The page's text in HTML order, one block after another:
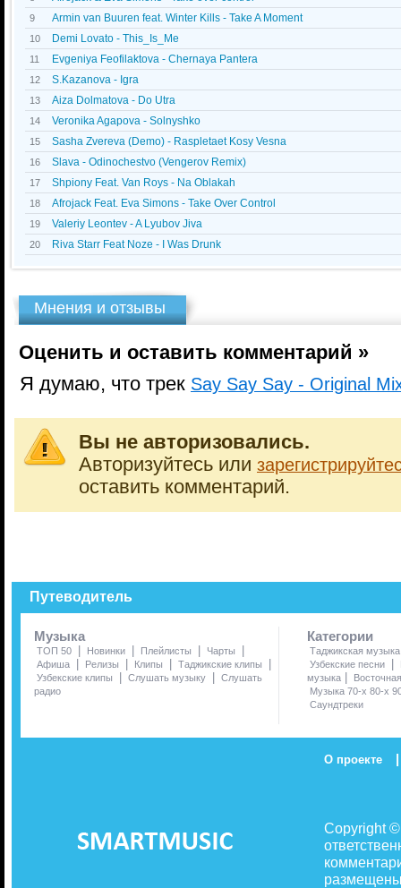
9 Armin van Buuren feat. Winter Kills - Take A Moment
10 Demi Lovato - This_Is_Me
11 Evgeniya Feofilaktova - Chernaya Pantera
12 S.Kazanova - Igra
13 Aiza Dolmatova - Do Utra
14 Veronika Agapova - Solnyshko
15 Sasha Zvereva (Demo) - Raspletaet Kosy Vesna
16 Slava - Odinochestvo (Vengerov Remix)
17 Shpiony Feat. Van Roys - Na Oblakah
18 Afrojack Feat. Eva Simons - Take Over Control
19 Valeriy Leontev - A Lyubov Jiva
20 Riva Starr Feat Noze - I Was Drunk
Мнения и отзывы
Оценить и оставить комментарий »
Я думаю, что трек Say Say Say - Original
Вы не авторизовались.
Авторизуйтесь или
оставить комментарий.
Путеводитель
Музыка
ТОП 50 | Новинки | Плейлисты | Чарты |
Афиша | Релизы | Клипы | Таджикские клипы |
Узбекские клипы | Слушать музыку | Слушать
радио
Категории
Таджикская музыка
Узбекские песни
|
музыка |
Музыка 70-х 80-х
Саундтреки
О проекте |
Copyright
размещены